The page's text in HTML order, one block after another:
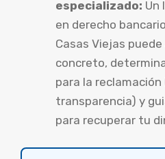
especializado: Un
en derecho
Casas Viejas
concreto,
para la
transparencia) y
para recuperar tu